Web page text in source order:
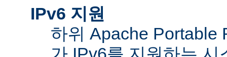
IPv6 지원
하위 Apache Portable